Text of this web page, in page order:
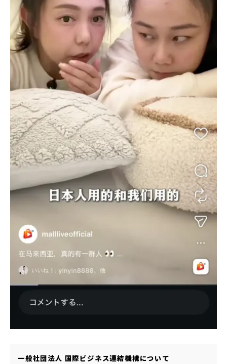
一般社団法人 国際ビジネス連結機構について